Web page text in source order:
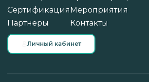
Сертификация
Партнеры
Мероприятия
Контакты
Личный кабинет